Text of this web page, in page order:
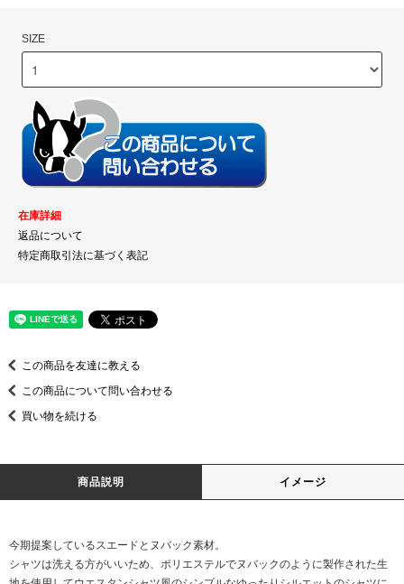
SIZE
在庫詳細
返品について
特定商取引法に基づく表記
この商品を友達に教える
この商品について問い合わせる
買い物を続ける
商品説明 イメージ
今期提案しているスエードとヌバック素材。
シャツは洗える方がいいため、ポリエステルでヌバックのように製作された生